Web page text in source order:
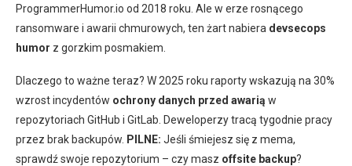
ProgrammerHumor.io od 2018 roku. Ale w erze rosnącego
ransomware i awarii chmurowych, ten żart nabiera devsecops
humor z gorzkim posmakiem.
Dlaczego to ważne teraz? W 2025 roku raporty wskazują na 30%
wzrost incydentów ochrony danych przed awarią w
repozytoriach GitHub i GitLab. Deweloperzy tracą tygodnie pracy
przez brak backupów. PILNE: Jeśli śmiejesz się z mema,
sprawdź swoje repozytorium – czy masz offsite backup?